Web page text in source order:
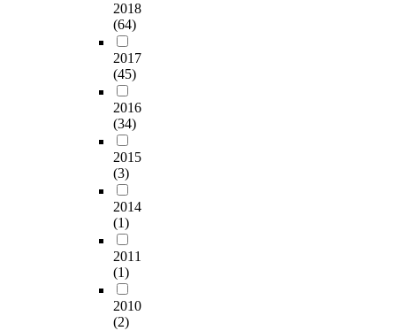
2018
(64)
2017
(45)
2016
(34)
2015
(3)
2014
(1)
2011
(1)
2010
(2)